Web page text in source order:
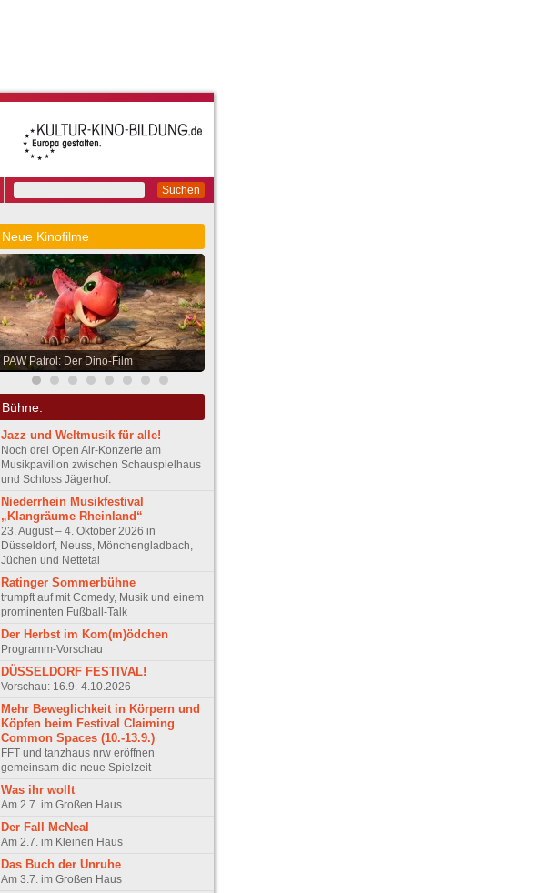
Suchen
Neue Kinofilme
PAW Patrol: Der Dino-Film
Bühne.
Jazz und Weltmusik für alle!
Noch drei Open Air-Konzerte am
Musikpavillon zwischen Schauspielhaus
und Schloss Jägerhof.
Niederrhein Musikfestival
„Klangräume Rheinland“
23. August – 4. Oktober 2026 in
Düsseldorf, Neuss, Mönchengladbach,
Jüchen und Nettetal
Ratinger Sommerbühne
trumpft auf mit Comedy, Musik und einem
prominenten Fußball-Talk
Der Herbst im Kom(m)ödchen
Programm-Vorschau
DÜSSELDORF FESTIVAL!
Vorschau: 16.9.-4.10.2026
Mehr Beweglichkeit in Körpern und
Köpfen beim Festival Claiming
Common Spaces (10.-13.9.)
FFT und tanzhaus nrw eröffnen
gemeinsam die neue Spielzeit
Was ihr wollt
Am 2.7. im Großen Haus
Der Fall McNeal
Am 2.7. im Kleinen Haus
Das Buch der Unruhe
Am 3.7. im Großen Haus